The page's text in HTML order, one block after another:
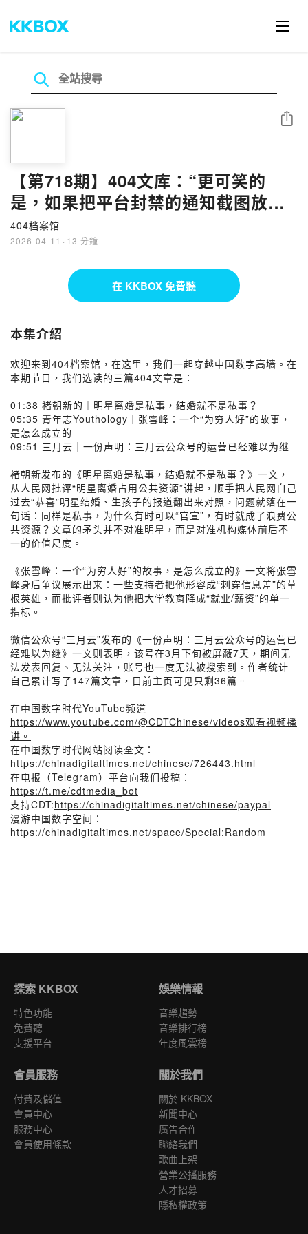
【第718期】404文库：“更可笑的
是，如果把平台封禁的通知截图放在
这里，就连这篇文章也发不出去”（外
二篇）
404档案馆
2026-04-11 · 13 分鐘
分享
在 KKBOX 免費聽
本集介紹
欢迎来到404档案馆，在这里，我们一起穿越中国数字高墙。在
本期节目，我们选读的三篇404文章是：
01:38 褚朝新的｜明星离婚是私事，结婚就不是私事？
05:35 青年志Youthology｜张雪峰：一个“为穷人好”的故事，
是怎么成立的
09:51 三月云｜一份声明：三月云公众号的运营已经难以为继
褚朝新发布的《明星离婚是私事，结婚就不是私事？》一文，
从人民网批评“明星离婚占用公共资源”讲起，顺手把人民网自己
过去“恭喜”明星结婚、生孩子的报道翻出来对照，问题就落在一
句话：同样是私事，为什么有时可以“官宣”，有时就成了浪费公
共资源？文章的矛头并不对准明星，而是对准机构媒体前后不
一的价值尺度。
《张雪峰：一个“为穷人好”的故事，是怎么成立的》一文将张雪
峰身后争议展示出来：一些支持者把他形容成“刺穿信息差”的草
根英雄，而批评者则认为他把大学教育降成“就业/薪资”的单一
指标。
微信公众号“三月云”发布的《一份声明：三月云公众号的运营已
经难以为继》一文则表明，该号在3月下旬被屏蔽7天，期间无
法发表回复、无法关注，账号也一度无法被搜索到。作者统计
自己累计写了147篇文章，目前主页可见只剩36篇。
在中国数字时代YouTube频道
https://www.youtube.com/@CDTChinese/videos观看视频播
讲。
在中国数字时代网站阅读全文：
https://chinadigitaltimes.net/chinese/726443.html
在电报（Telegram）平台向我们投稿：
https://t.me/cdtmedia_bot
支持CDT:https://chinadigitaltimes.net/chinese/paypal
漫游中国数字空间：
https://chinadigitaltimes.net/space/Special:Random
探索 KKBOX
特色功能
免費聽
支援平台
娛樂情報
音樂趨勢
音樂排行榜
年度風雲榜
會員服務
付費及儲值
會員中心
服務中心
會員使用條款
關於我們
關於 KKBOX
新聞中心
廣告合作
聯絡我們
歌曲上架
營業公播服務
人才招募
隱私權政策